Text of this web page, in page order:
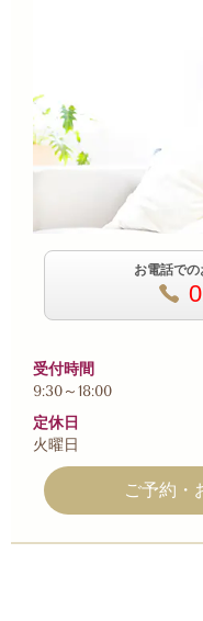
お電話で
受付時間
9:30～18:00
定休日
火曜日
ご予約・